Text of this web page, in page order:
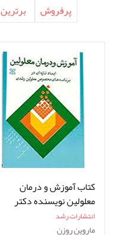
پرفروش
برترین
کتاب آموزش و درمان
معلولین نویسنده دکتر
میرحسنی
انتشارات رشد
ماروین روزن